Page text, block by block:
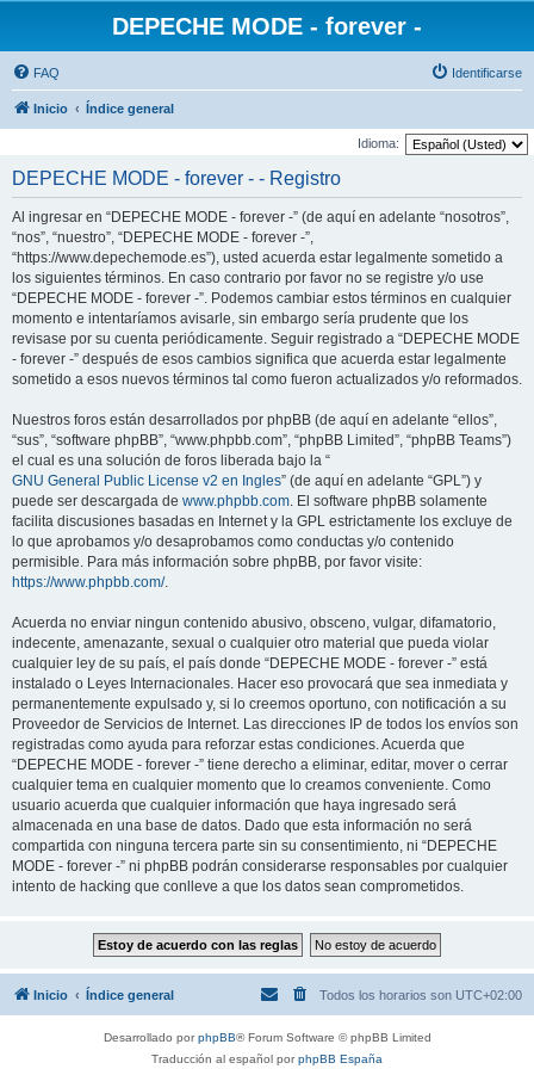
DEPECHE MODE - forever -
FAQ Identificarse
Inicio Índice general
Idioma:
DEPECHE MODE - forever - - Registro
Al ingresar en “DEPECHE MODE - forever -” (de aquí en adelante “nosotros”,
“nos”, “nuestro”, “DEPECHE MODE - forever -”,
“https://www.depechemode.es”), usted acuerda estar legalmente sometido a
los siguientes términos. En caso contrario por favor no se registre y/o use
“DEPECHE MODE - forever -”. Podemos cambiar estos términos en cualquier
momento e intentaríamos avisarle, sin embargo sería prudente que los
revisase por su cuenta periódicamente. Seguir registrado a “DEPECHE MODE
- forever -” después de esos cambios significa que acuerda estar legalmente
sometido a esos nuevos términos tal como fueron actualizados y/o reformados.
Nuestros foros están desarrollados por phpBB (de aquí en adelante “ellos”,
“sus”, “software phpBB”, “www.phpbb.com”, “phpBB Limited”, “phpBB Teams”)
el cual es una solución de foros liberada bajo la “
GNU General Public License v2 en Ingles” (de aquí en adelante “GPL”) y
puede ser descargada de www.phpbb.com. El software phpBB solamente
facilita discusiones basadas en Internet y la GPL estrictamente los excluye de
lo que aprobamos y/o desaprobamos como conductas y/o contenido
permisible. Para más información sobre phpBB, por favor visite:
https://www.phpbb.com/.
Acuerda no enviar ningun contenido abusivo, obsceno, vulgar, difamatorio,
indecente, amenazante, sexual o cualquier otro material que pueda violar
cualquier ley de su país, el país donde “DEPECHE MODE - forever -” está
instalado o Leyes Internacionales. Hacer eso provocará que sea inmediata y
permanentemente expulsado y, si lo creemos oportuno, con notificación a su
Proveedor de Servicios de Internet. Las direcciones IP de todos los envíos son
registradas como ayuda para reforzar estas condiciones. Acuerda que
“DEPECHE MODE - forever -” tiene derecho a eliminar, editar, mover o cerrar
cualquier tema en cualquier momento que lo creamos conveniente. Como
usuario acuerda que cualquier información que haya ingresado será
almacenada en una base de datos. Dado que esta información no será
compartida con ninguna tercera parte sin su consentimiento, ni “DEPECHE
MODE - forever -” ni phpBB podrán considerarse responsables por cualquier
intento de hacking que conlleve a que los datos sean comprometidos.
Inicio Índice general Todos los horarios son UTC+02:00
Desarrollado porphpBB® Forum Software © phpBB Limited
Traducción al español porphpBB España